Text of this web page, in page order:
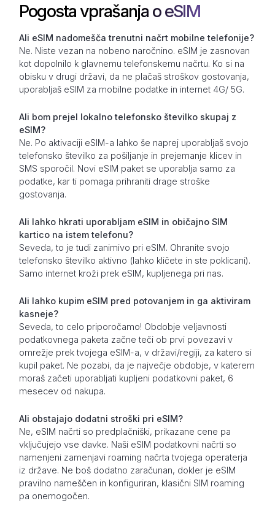
Pogosta vprašanja o eSIM
Ali eSIM nadomešča trenutni načrt mobilne telefonije?
Ne. Niste vezan na nobeno naročnino. eSIM je zasnovan
kot dopolnilo k glavnemu telefonskemu načrtu. Ko si na
obisku v drugi državi, da ne plačaš stroškov gostovanja,
uporabljaš eSIM za mobilne podatke in internet 4G/ 5G.
Ali bom prejel lokalno telefonsko številko skupaj z
eSIM?
Ne. Po aktivaciji eSIM-a lahko še naprej uporabljaš svojo
telefonsko številko za pošiljanje in prejemanje klicev in
SMS sporočil. Novi eSIM paket se uporablja samo za
podatke, kar ti pomaga prihraniti drage stroške
gostovanja.
Ali lahko hkrati uporabljam eSIM in običajno SIM
kartico na istem telefonu?
Seveda, to je tudi zanimivo pri eSIM. Ohranite svojo
telefonsko številko aktivno (lahko kličete in ste poklicani).
Samo internet kroži prek eSIM, kupljenega pri nas.
Ali lahko kupim eSIM pred potovanjem in ga aktiviram
kasneje?
Seveda, to celo priporočamo! Obdobje veljavnosti
podatkovnega paketa začne teči ob prvi povezavi v
omrežje prek tvojega eSIM-a, v državi/regiji, za katero si
kupil paket. Ne pozabi, da je največje obdobje, v katerem
moraš začeti uporabljati kupljeni podatkovni paket, 6
mesecev od nakupa.
Ali obstajajo dodatni stroški pri eSIM?
Ne, eSIM načrti so predplačniški, prikazane cene pa
vključujejo vse davke. Naši eSIM podatkovni načrti so
namenjeni zamenjavi roaming načrta tvojega operaterja
iz države. Ne boš dodatno zaračunan, dokler je eSIM
pravilno nameščen in konfiguriran, klasični SIM roaming
pa onemogočen.